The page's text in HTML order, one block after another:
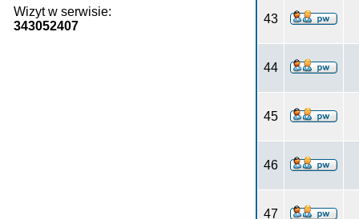
Wizyt w serwisie:
343052407
43
44
45
46
47